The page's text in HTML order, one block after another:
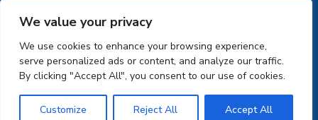
We value your privacy
We use cookies to enhance your browsing experience,
serve personalized ads or content, and analyze our traffic.
By clicking "Accept All", you consent to our use of cookies.
Customize Reject All Accept All
📞 +(593) 43727-600 / +(593) 42511-677
📍 Av. Juan Illingworth 108 y Av. Simón Bolívar